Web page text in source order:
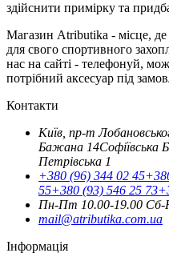
здійснити примірку та
Магазин Atributika - місце,
для свого спортивного
нас на сайті - телефонуй,
потрібний аксесуар під
Контакти
Київ, пр-т
Бажана 14Софіївська
Петрівська 1
+380 (96) 344 02 45
55+380 (93) 546 25 73
Пн-Пт 10.00-19.00 Cб-
mail@atributika.com.ua
Інформація